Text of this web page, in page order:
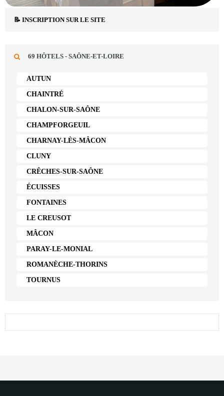
📝 INSCRIPTION SUR LE SITE
69 HÔTELS - SAÔNE-ET-LOIRE
AUTUN
CHAINTRÉ
CHALON-SUR-SAÔNE
CHAMPFORGEUIL
CHARNAY-LÈS-MÂCON
CLUNY
CRÊCHES-SUR-SAÔNE
ÉCUISSES
FONTAINES
LE CREUSOT
MÂCON
PARAY-LE-MONIAL
ROMANÈCHE-THORINS
TOURNUS